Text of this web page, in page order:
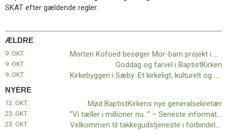
15.0:
Om
BaptistKirken
Næste
indlæg:
Mød
BaptistKirkens
generalsekretær
indlæg:
Morten
Kofoed
SKAT efter gældende regler.
ÆLDRE
9. OKT. Morten Kofoed besøger Mor-barn projekt i Musema
9. OKT. Goddag og farvel i BaptistKirken
9. OKT. Kirkebyggeri i Sæby: Et kirkeligt, kulturelt og åndeligt frirum for seniorer
NYERE
Mød BaptistKirkens nye generalsekretær
12. OKT.
”Vi tæller i millioner nu…” – Seneste information om ”Lad os tale om tro”-kampagnen
23. OKT.
Velkommen til takkegudstjeneste i forbindelse med Midtsjællands Baptistmenigheds ophør
23. OKT.